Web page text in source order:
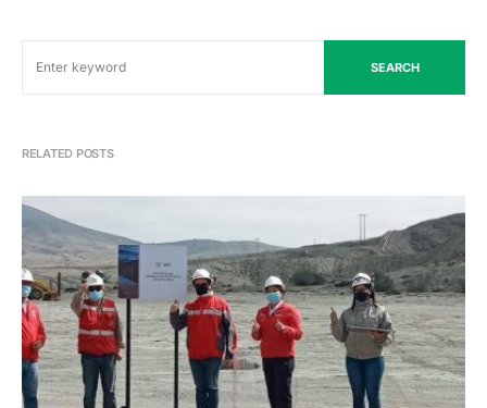
SEARCH
RELATED POSTS